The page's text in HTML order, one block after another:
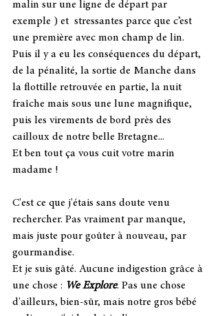
malin sur une ligne de départ par
exemple ) et  stressantes parce que c’est
une première avec mon champ de lin.
Puis il y a eu les conséquences du départ,
de la pénalité, la sortie de Manche dans
la flottille retrouvée en partie, la nuit
fraîche mais sous une lune magnifique,
puis les virements de bord près des
cailloux de notre belle Bretagne...
Et ben tout ça vous cuit votre marin
madame !
C'est ce que j'étais sans doute venu
rechercher. Pas vraiment par manque,
mais juste pour goûter à nouveau, par
gourmandise.
Et je suis gâté. Aucune indigestion grâce à
une chose : We Explore. Pas une chose
d'ailleurs, bien-sûr, mais notre gros bébé